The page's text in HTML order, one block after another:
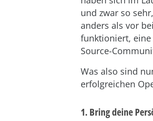
und zwar so
anders als vor
funktioniert,
Source-
Was also sind
erfolgreichen
1. Bring deine